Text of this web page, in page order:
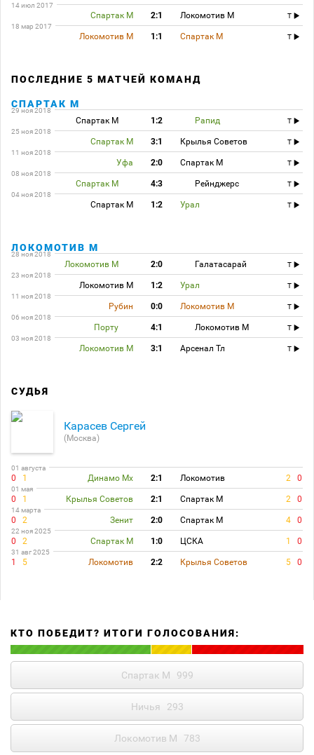
14 июл 2017
Спартак М 2:1 Локомотив М
T
18 мар 2017
Локомотив М 1:1 Спартак М T
ПОСЛЕДНИЕ 5 МАТЧЕЙ КОМАНД
СПАРТАК М
29 ноя 2018
Спартак М 1:2 Рапид
T
25 ноя 2018
Спартак М 3:1 Крылья Советов
T
11 ноя 2018
Уфа 2:0 Спартак М
T
08 ноя 2018
Спартак М 4:3 Рейнджерс
T
04 ноя 2018
Спартак М 1:2 Урал T
ЛОКОМОТИВ М
28 ноя 2018
Локомотив М 2:0 Галатасарай
T
23 ноя 2018
Локомотив М 1:2 Урал
T
11 ноя 2018
Рубин 0:0 Локомотив М
T
06 ноя 2018
Порту 4:1 Локомотив М
T
03 ноя 2018
Локомотив М 3:1 Арсенал Тл T
СУДЬЯ
Карасев Сергей
(Москва)
01 августа
0 1 Динамо Мх 2:1 Локомотив 2 0
01 мая
0 1 Крылья Советов 2:1 Спартак М 2 0
14 марта
0 2 Зенит 2:0 Спартак М 4 0
22 ноя 2025
0 2 Спартак М 1:0 ЦСКА 1 0
31 авг 2025
1 5 Локомотив 2:2 Крылья Советов 5 0
КТО ПОБЕДИТ? ИТОГИ ГОЛОСОВАНИЯ:
Спартак М 999
Ничья 293
Локомотив М 783